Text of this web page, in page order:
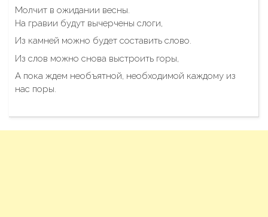
Молчит в ожидании весны.
На гравии будут вычерчены слоги,
Из камней можно будет составить слово.
Из слов можно снова выстроить горы,
А пока ждем необъятной, необходимой каждому из
нас поры.